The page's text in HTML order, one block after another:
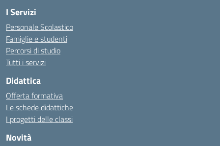
I Servizi
Personale Scolastico
Famiglie e studenti
Percorsi di studio
Tutti i servizi
Didattica
Offerta formativa
Le schede didattiche
I progetti delle classi
Novità